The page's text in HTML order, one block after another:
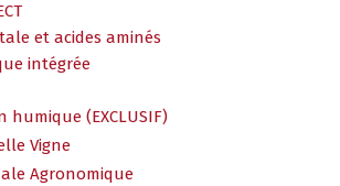
et acides aminés
intégrée
humique (EXCLUSIF)
Vigne
Agronomique